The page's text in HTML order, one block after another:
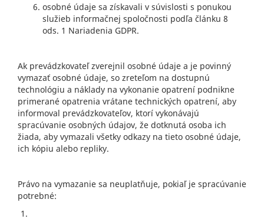
osobné údaje sa získavali v súvislosti s ponukou
služieb informačnej spoločnosti podľa článku 8
ods. 1 Nariadenia GDPR.
Ak prevádzkovateľ zverejnil osobné údaje a je povinný
vymazať osobné údaje, so zreteľom na dostupnú
technológiu a náklady na vykonanie opatrení podnikne
primerané opatrenia vrátane technických opatrení, aby
informoval prevádzkovateľov, ktorí vykonávajú
spracúvanie osobných údajov, že dotknutá osoba ich
žiada, aby vymazali všetky odkazy na tieto osobné údaje,
ich kópiu alebo repliky.
Právo na vymazanie sa neuplatňuje, pokiaľ je spracúvanie
potrebné: